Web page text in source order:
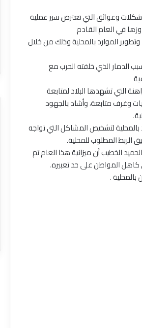
وعوائق التي تعترض سير عملية
في العام القادم
وتطوير الموارد بالمحلية وذلك من خلال
الدمار الذي خلفته الحرب مع
التي تشهدها البلاد لمتابعة
وغرف متابعة، وأشاد بالجهود
لتشخيص المشاكل التي تواجه
الربط المطلوب للمحلية.
الخطيب أن ميزانية هذا العام تم
المواطن على حد تعبيره.
.